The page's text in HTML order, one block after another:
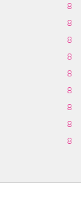
8
8
8
8
8
8
8
8
8